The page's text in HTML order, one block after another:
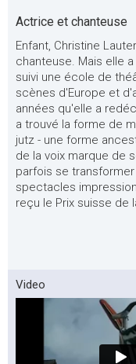
Actrice et chanteuse
Enfant, Christine
chanteuse. Mais elle
suivi une école de
scènes d'Europe et
années qu'elle a
a trouvé la forme de
jutz - une forme
de la voix marque de
parfois se
spectacles
reçu le Prix suisse de
Video